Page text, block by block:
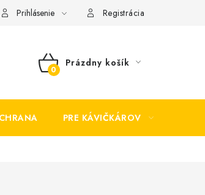
Prihlásenie Registrácia
NÁKUPNÝ
Prázdny košík
PRE KÁVIČKÁROV